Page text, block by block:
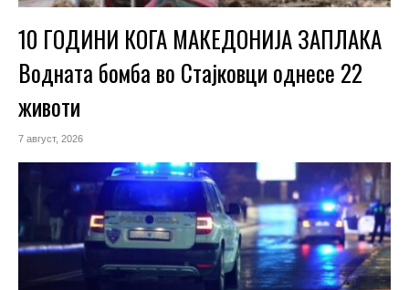
10 ГОДИНИ КОГА МАКЕДОНИЈА ЗАПЛАКА
Водната бомба во Стајковци однесе 22
животи
7 август, 2026